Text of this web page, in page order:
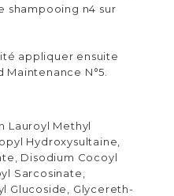
shampooing n4 sur
appliquer ensuite
N°5.
Lauroyl Methyl
Hydroxysultaine,
Disodium Cocoyl
Sarcosinate,
Glucoside, Glycereth-